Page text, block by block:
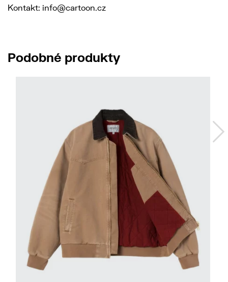
Kontakt: info@cartoon.cz
Podobné produkty